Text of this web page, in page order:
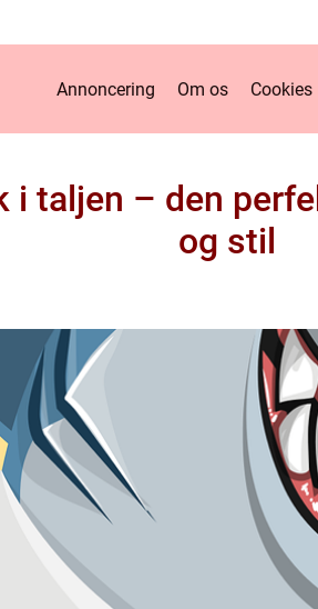
Annoncering Om os Cookies
i taljen – den
og stil